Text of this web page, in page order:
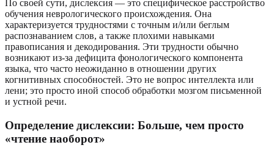
По своей сути, дислексия — это специфическое расстройство
обучения неврологического происхождения. Она
характеризуется трудностями с точным и/или беглым
распознаванием слов, а также плохими навыками
правописания и декодирования. Эти трудности обычно
возникают из-за дефицита фонологического компонента
языка, что часто неожиданно в отношении других
когнитивных способностей. Это не вопрос интеллекта или
лени; это просто иной способ обработки мозгом письменной
и устной речи.
Определение дислексии: Больше, чем просто
«чтение наоборот»